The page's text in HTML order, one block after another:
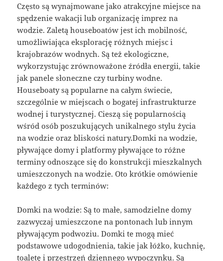
Często są wynajmowane jako atrakcyjne miejsce na
spędzenie wakacji lub organizację imprez na
wodzie. Zaletą houseboatów jest ich mobilność,
umożliwiająca eksplorację różnych miejsc i
krajobrazów wodnych. Są też ekologiczne,
wykorzystując zrównoważone źródła energii, takie
jak panele słoneczne czy turbiny wodne.
Houseboaty są popularne na całym świecie,
szczególnie w miejscach o bogatej infrastrukturze
wodnej i turystycznej. Cieszą się popularnością
wśród osób poszukujących unikalnego stylu życia
na wodzie oraz bliskości natury.Domki na wodzie,
pływające domy i platformy pływające to różne
terminy odnoszące się do konstrukcji mieszkalnych
umieszczonych na wodzie. Oto krótkie omówienie
każdego z tych terminów:
Domki na wodzie: Są to małe, samodzielne domy
zazwyczaj umieszczone na pontonach lub innym
pływającym podwoziu. Domki te mogą mieć
podstawowe udogodnienia, takie jak łóżko, kuchnię,
toaletę i przestrzeń dziennego wypoczynku. Są